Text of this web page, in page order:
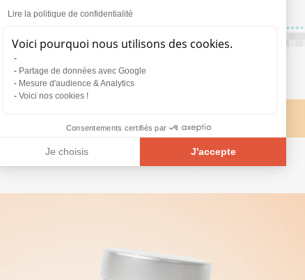
Lire la politique de confidentialité
Voici pourquoi nous utilisons des cookies.
Partage de données avec Google
Mesure d'audience & Analytics
Voici nos cookies !
Consentements certifiés par
Je choisis J'accepte
Notre plateforme vous permet d'adapter et de gérer vos